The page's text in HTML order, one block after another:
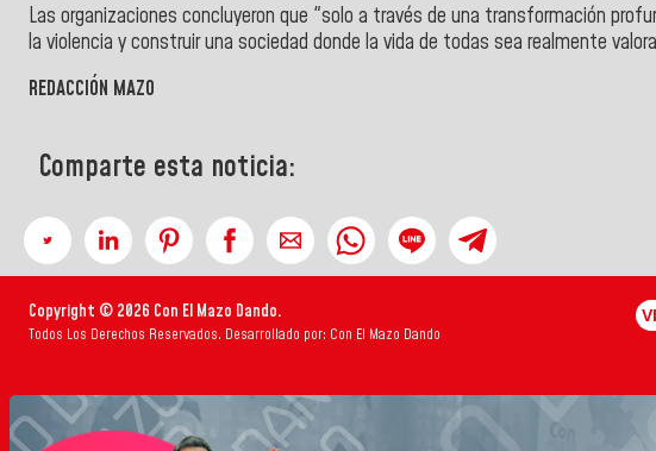
Las organizaciones concluyeron que "solo a través de una transformación
la violencia y construir una sociedad donde la vida de todas sea realmente
REDACCIÓN MAZO
Comparte esta noticia:
Copyright © 2026 Con El Mazo Dando.
Todos Los Derechos Reservados. Desarrollado por: Con El Mazo Dando